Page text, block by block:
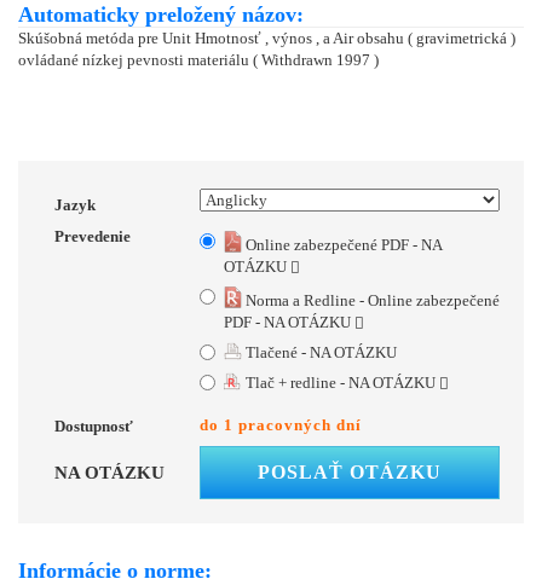
Automaticky preložený názov:
Skúšobná metóda pre Unit Hmotnosť , výnos , a Air obsahu ( gravimetrická )
ovládané nízkej pevnosti materiálu ( Withdrawn 1997 )
Jazyk
Prevedenie
Online zabezpečené PDF - NA
OTÁZKU
Norma a Redline - Online zabezpečené
PDF - NA OTÁZKU
Tlačené - NA OTÁZKU
Tlač + redline - NA OTÁZKU
Dostupnosť do 1 pracovných dní
NA OTÁZKU POSLAŤ OTÁZKU
Informácie o norme: